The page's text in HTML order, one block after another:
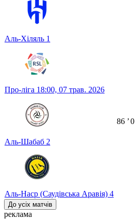
Аль-Хіляль 1
Про-ліга 18:00, 07 трав. 2026
Аль-Шабаб 2
Аль-Наср (Саудівська Аравія) 4
86 ʼ0
До усіх матчів
реклама